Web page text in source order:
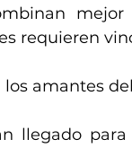
requieren
amantes
llegado